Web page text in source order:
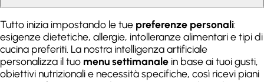
Tutto inizia impostando le tue preferenze personali:
esigenze dietetiche, allergie, intolleranze alimentari e tipi di
cucina preferiti. La nostra intelligenza artificiale
personalizza il tuo menu settimanale in base ai tuoi gusti,
obiettivi nutrizionali e necessità specifiche, così ricevi piani